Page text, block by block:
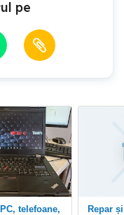
pe
Repar și execut instalații